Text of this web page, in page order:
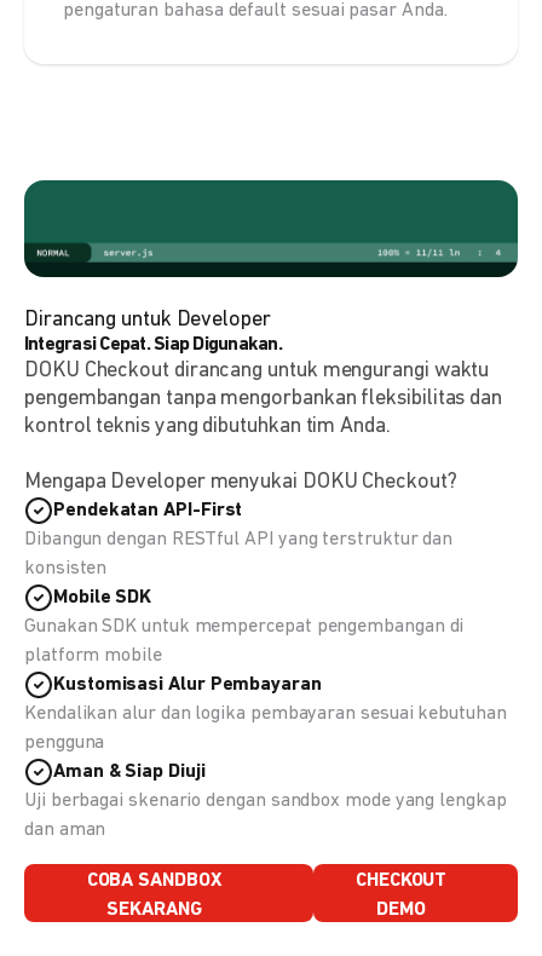
pengaturan bahasa default sesuai pasar Anda.
Dirancang untuk Developer
Integrasi Cepat. Siap Digunakan.
DOKU Checkout dirancang untuk mengurangi waktu
pengembangan tanpa mengorbankan fleksibilitas dan
kontrol teknis yang dibutuhkan tim Anda.
Mengapa Developer menyukai DOKU Checkout?
Pendekatan API-First
Dibangun dengan RESTful API yang terstruktur dan
konsisten
Mobile SDK
Gunakan SDK untuk mempercepat pengembangan di
platform mobile
Kustomisasi Alur Pembayaran
Kendalikan alur dan logika pembayaran sesuai kebutuhan
pengguna
Aman & Siap Diuji
Uji berbagai skenario dengan sandbox mode yang lengkap
dan aman
COBA SANDBOX
SEKARANG
CHECKOUT
DEMO